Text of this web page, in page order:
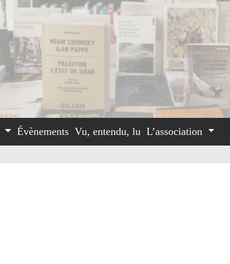
Évènements Vu, entendu, lu L’association